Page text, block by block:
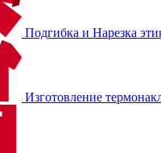
Подгибка и Нарезка
Изготовление